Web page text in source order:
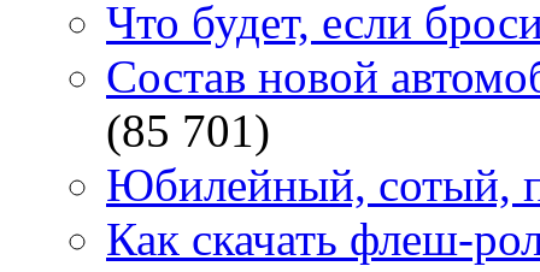
Что будет, если
Состав новой
(85 701)
Юбилейный, сотый,
Как скачать флеш-